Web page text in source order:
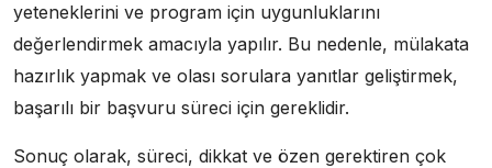
yeteneklerini ve program için uygunluklarını
değerlendirmek amacıyla yapılır. Bu nedenle, mülakata
hazırlık yapmak ve olası sorulara yanıtlar geliştirmek,
başarılı bir başvuru süreci için gereklidir.
Sonuç olarak, süreci, dikkat ve özen gerektiren çok